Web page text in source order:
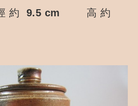
約 9.5 cm 高 約